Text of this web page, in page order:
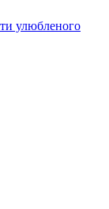
улюбленого